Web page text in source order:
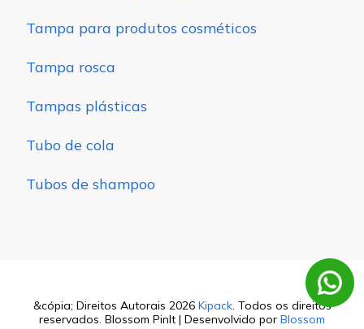
Tampa para produtos cosméticos
Tampa rosca
Tampas plásticas
Tubo de cola
Tubos de shampoo
&cópia; Direitos Autorais 2026 Kipack. Todos os direitos
reservados. Blossom PinIt | Desenvolvido por Blossom